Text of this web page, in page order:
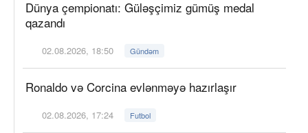
Dünya çempionatı: Güləşçimiz gümüş medal
qazandı
02.08.2026, 18:50 Gündəm
Ronaldo və Corcina evlənməyə hazırlaşır
02.08.2026, 17:24 Futbol